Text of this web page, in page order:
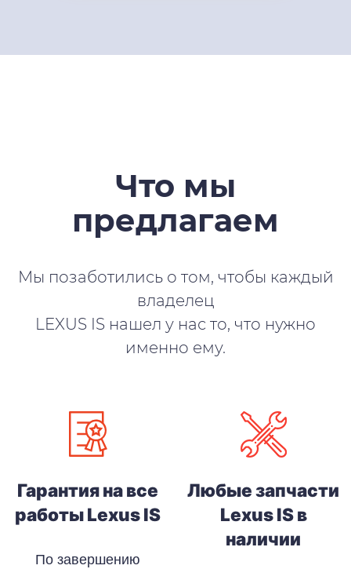
Что мы
предлагаем
Мы позаботились о том, чтобы каждый
владелец
LEXUS IS нашел у нас то, что нужно
именно ему.
Гарантия на все
работы Lexus IS
По завершению
Любые запчасти
Lexus IS в
наличии